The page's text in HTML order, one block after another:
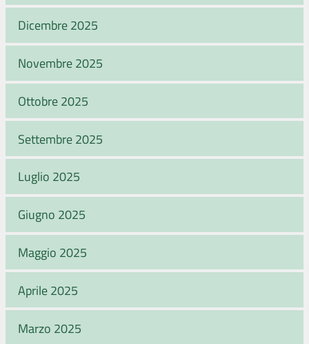
Dicembre 2025
Novembre 2025
Ottobre 2025
Settembre 2025
Luglio 2025
Giugno 2025
Maggio 2025
Aprile 2025
Marzo 2025